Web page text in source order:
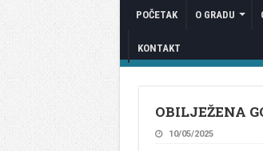
POČETAK O GRADU
KONTAKT
OBILJEŽENA
10/05/2025